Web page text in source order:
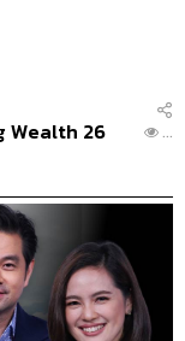
Wealth 26
...